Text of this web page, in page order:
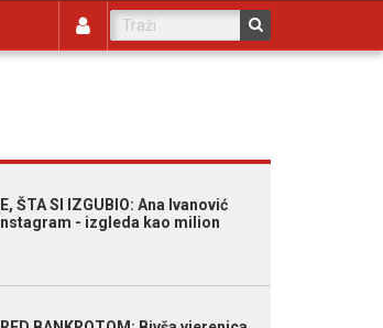
ŠTA SI IZGUBIO: Ana Ivanović
- izgleda kao milion